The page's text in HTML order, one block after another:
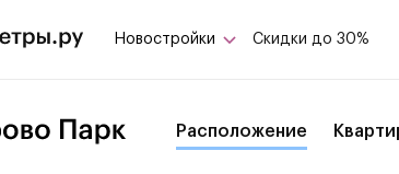
Новостройки Скидки до 30%
Расположение